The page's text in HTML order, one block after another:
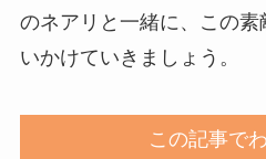
のネアリと一緒に、この
いかけていきましょう。
この記事で